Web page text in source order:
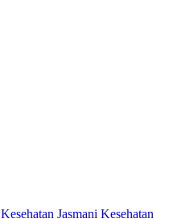
Kesehatan Jasmani Kesehatan